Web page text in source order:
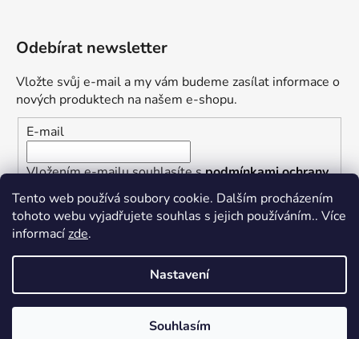
Tento web používá soubory cookie. Dalším procházením
tohoto webu vyjadřujete souhlas s jejich používáním.. Více
informacízde.
Nastavení
Souhlasím
Odebírat newsletter
Vložte svůj e-mail a my vám budeme zasílat informace o
nových produktech na našem e-shopu.
E-mail
Vložením e-mailu souhlasíte spodmínkami ochrany
osobních údajů
PŘIHLÁSIT SE
Vytvořil Shoptet
Železářství U Rotta